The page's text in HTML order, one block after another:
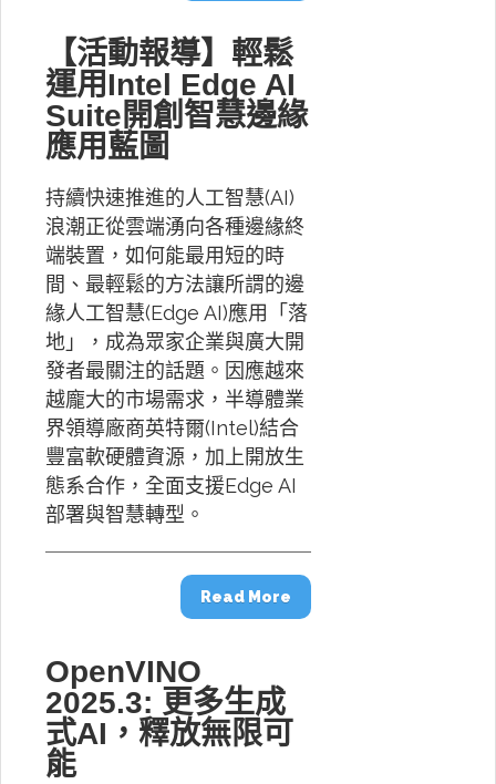
【活動報導】輕鬆
運用Intel Edge AI
Suite開創智慧邊緣
應用藍圖
持續快速推進的人工智慧(AI)
浪潮正從雲端湧向各種邊緣終
端裝置，如何能最用短的時
間、最輕鬆的方法讓所謂的邊
緣人工智慧(Edge AI)應用「落
地」，成為眾家企業與廣大開
發者最關注的話題。因應越來
越龐大的市場需求，半導體業
界領導廠商英特爾(Intel)結合
豐富軟硬體資源，加上開放生
態系合作，全面支援Edge AI
部署與智慧轉型。
Read More
OpenVINO
2025.3: 更多生成
式AI，釋放無限可
能